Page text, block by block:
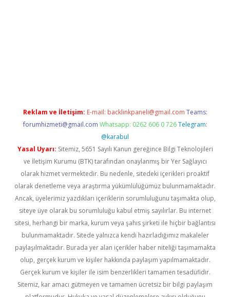
Reklam ve İletişim: E-mail: backlinkpaneli@gmail.com Teams:
forumhizmeti@gmail.com Whatsapp: 0262 606 0 726 Telegram:
@karabul
Yasal Uyarı: Sitemiz, 5651 Sayılı Kanun gereğince Bilgi Teknolojileri
ve İletişim Kurumu (BTK) tarafından onaylanmış bir Yer Sağlayıcı
olarak hizmet vermektedir. Bu nedenle, sitedeki içerikleri proaktif
olarak denetleme veya araştırma yükümlülüğümüz bulunmamaktadır.
Ancak, üyelerimiz yazdıkları içeriklerin sorumluluğunu taşımakta olup,
siteye üye olarak bu sorumluluğu kabul etmiş sayılırlar. Bu internet
sitesi, herhangi bir marka, kurum veya şahıs şirketi ile hiçbir bağlantısı
bulunmamaktadır. Sitede yalnızca kendi hazırladığımız makaleler
paylaşılmaktadır. Burada yer alan içerikler haber niteliği taşımamakta
olup, gerçek kurum ve kişiler hakkında paylaşım yapılmamaktadır.
Gerçek kurum ve kişiler ile isim benzerlikleri tamamen tesadüfidir.
Sitemiz, kar amacı gütmeyen ve tamamen ücretsiz bir bilgi paylaşım